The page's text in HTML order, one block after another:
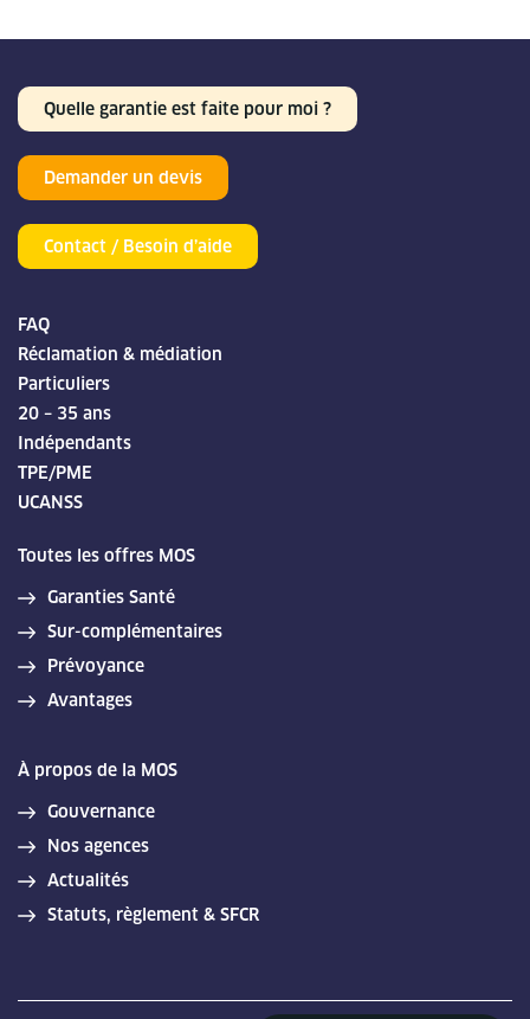
Quelle garantie est faite pour moi ?
Demander un devis
Contact / Besoin d’aide
FAQ
Réclamation & médiation
Particuliers
20 – 35 ans
Indépendants
TPE/PME
UCANSS
Toutes les offres MOS
Garanties Santé
Sur-complémentaires
Prévoyance
Avantages
À propos de la MOS
Gouvernance
Nos agences
Actualités
Statuts, règlement & SFCR